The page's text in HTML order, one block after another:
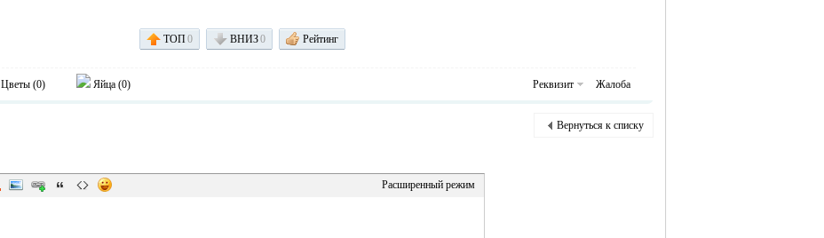
ТОП0 ВНИЗ0 Рейтинг
Цветы (0) Яйца (0) Реквизит Жалоба
Вернуться к списку
Расширенный режим